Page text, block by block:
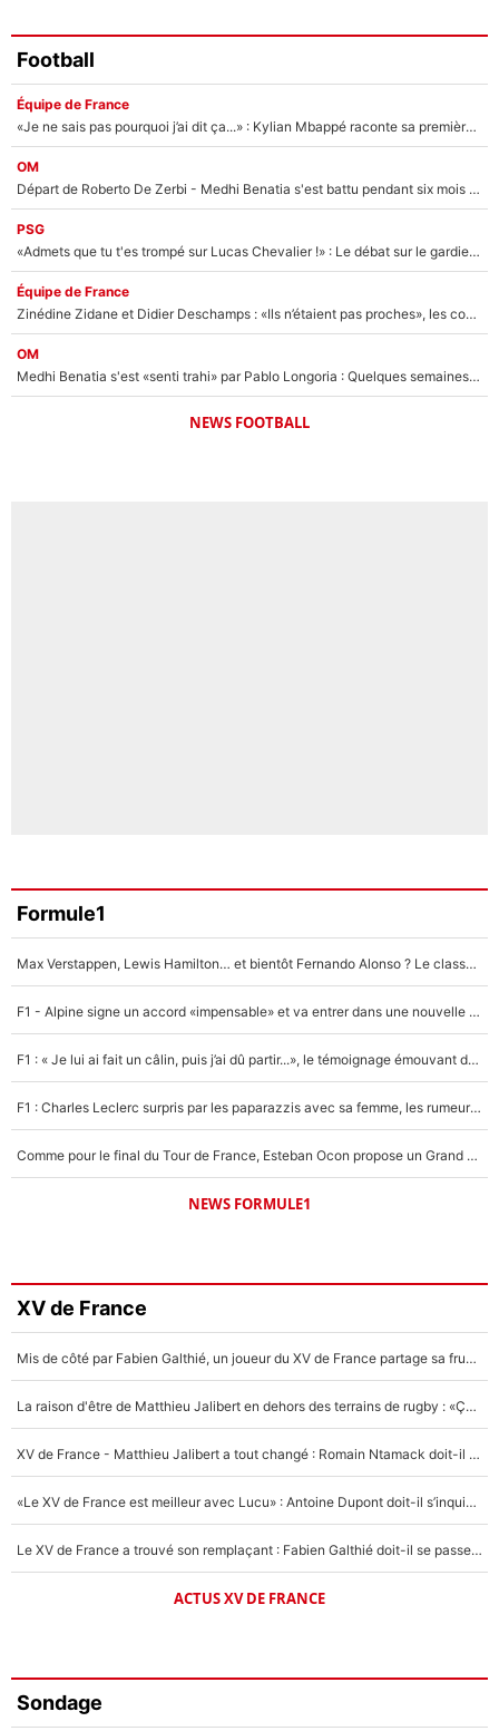
Football
Équipe de France
«Je ne sais pas pourquoi j’ai dit ça...» : Kylian Mbappé raconte sa première rencontre avec Zinédine Zidane (et c’est très drôle)
OM
Départ de Roberto De Zerbi - Medhi Benatia s'est battu pendant six mois pour le retenir à l'OM, le PSG a été le naufrage de trop : «Je pars avec toi»
PSG
«Admets que tu t'es trompé sur Lucas Chevalier !» : Le débat sur le gardien du PSG vire au clash à l'After Foot
Équipe de France
Zinédine Zidane et Didier Deschamps : «Ils n’étaient pas proches», les confidences d’un membre de l’équipe de France 1998 sur leur relation spéciale
OM
Medhi Benatia s'est «senti trahi» par Pablo Longoria : Quelques semaines après son départ, l'ancien directeur de football de l'OM règle ses comptes
NEWS FOOTBALL
Formule1
Max Verstappen, Lewis Hamilton… et bientôt Fernando Alonso ? Le classement des pilotes les mieux payés en Formule 1 risque de changer !
F1 - Alpine signe un accord «impensable» et va entrer dans une nouvelle dimension : Grande nouvelle pour Pierre Gasly !
F1 : « Je lui ai fait un câlin, puis j’ai dû partir...», le témoignage émouvant de Max Verstappen sur sa fille
F1 : Charles Leclerc surpris par les paparazzis avec sa femme, les rumeurs étaient vraies !
Comme pour le final du Tour de France, Esteban Ocon propose un Grand Prix de Formule 1 à Paris : «Autour de l’Arc de Triomphe, ce serait génial» !
NEWS FORMULE1
XV de France
Mis de côté par Fabien Galthié, un joueur du XV de France partage sa frustration : «ils ne me l’ont pas dit tout de suite»
La raison d'être de Matthieu Jalibert en dehors des terrains de rugby : «Ça m'atteint autant que si tu touches à un membre de ma famille»
XV de France - Matthieu Jalibert a tout changé : Romain Ntamack doit-il s’inquiéter pour sa place à un an de la Coupe du monde ?
«Le XV de France est meilleur avec Lucu» : Antoine Dupont doit-il s’inquiéter pour sa place ?
Le XV de France a trouvé son remplaçant : Fabien Galthié doit-il se passer d'Antoine Dupont ?
ACTUS XV DE FRANCE
Sondage